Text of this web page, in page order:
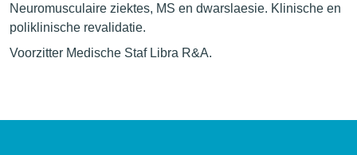
Neuromusculaire ziektes, MS en dwarslaesie. Klinische en
poliklinische revalidatie.
Voorzitter Medische Staf Libra R&A.